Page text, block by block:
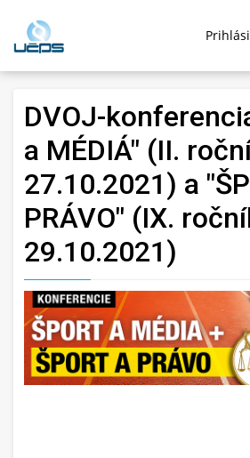
DVOJ-
a MÉDIÁ" (II.
27.10.2021) a
PRÁVO" (IX.
29.10.2021)